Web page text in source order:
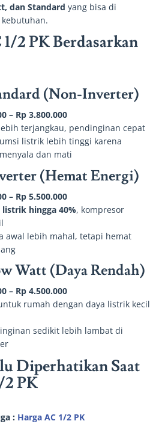
dan Standard yang bisa di
2 PK Berdasarkan
(Non-Inverter)
– Rp 3.800.000
terjangkau, pendinginan cepat
listrik lebih tinggi karena
dan mati
(Hemat Energi)
– Rp 5.500.000
listrik hingga 40%, kompresor
awal lebih mahal, tetapi hemat
Watt (Daya Rendah)
– Rp 4.500.000
rumah dengan daya listrik kecil
sedikit lebih lambat di
Diperhatikan Saat
PK
: Harga AC 1/2 PK